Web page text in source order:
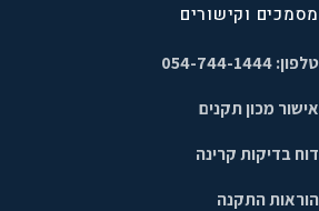
מסמכים וקישורים
טלפון: 054-744-1444
אישור מכון תקנים
דוח בדיקות קרינה
הוראות התקנה